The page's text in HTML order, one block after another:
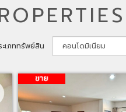
ะเภททรัพย์สิน